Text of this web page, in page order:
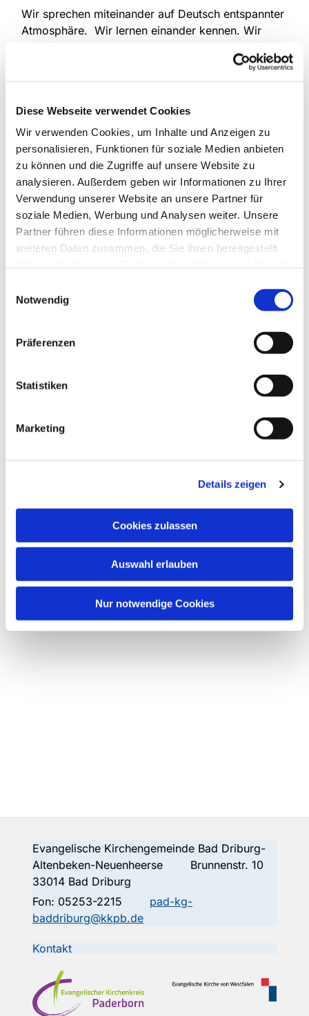
Diese Webseite verwendet Cookies
Wir verwenden Cookies, um Inhalte und Anzeigen zu
personalisieren, Funktionen für soziale Medien anbieten
zu können und die Zugriffe auf unsere Website zu
analysieren. Außerdem geben wir Informationen zu Ihrer
Verwendung unserer Website an unsere Partner für
soziale Medien, Werbung und Analysen weiter. Unsere
Partner führen diese Informationen möglicherweise mit
weiteren Daten zusammen, die Sie ihnen bereitgestellt
Notwendig
Präferenzen
Statistiken
Marketing
Details zeigen
Cookies zulassen
Auswahl erlauben
Nur notwendige Cookies
Wir sprechen miteinander auf Deutsch entspannter
Atmosphäre. Wir lernen einander kennen. Wir
Muttersprachler/Innen sind herzlich willkommen.
Evangelische Kirchengemeinde Bad Driburg-
Altenbeken-Neuenheerse Brunnenstr. 10
33014 Bad Driburg
Fon: 05253-2215
pad-kg-
baddriburg@kkpb.de
Kontakt